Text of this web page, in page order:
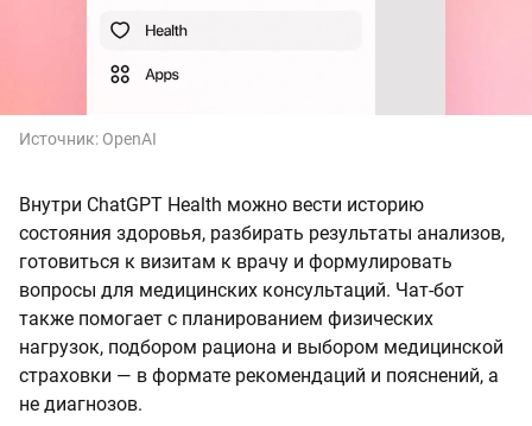
Источник: OpenAI
Внутри ChatGPT Health можно вести историю
состояния здоровья, разбирать результаты анализов,
готовиться к визитам к врачу и формулировать
вопросы для медицинских консультаций. Чат-бот
также помогает с планированием физических
нагрузок, подбором рациона и выбором медицинской
страховки — в формате рекомендаций и пояснений, а
не диагнозов.